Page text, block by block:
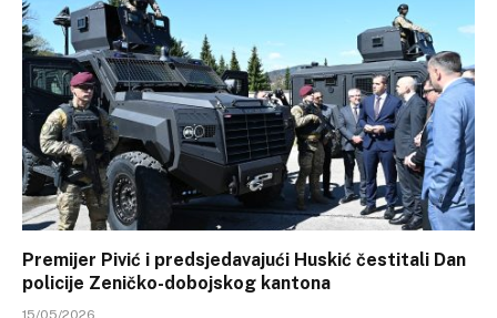
Premijer Pivić i predsjedavajući Huskić čestitali Dan
policije Zeničko-dobojskog kantona
15/05/2026